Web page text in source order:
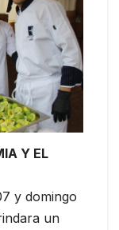
Y EL
y domingo
un